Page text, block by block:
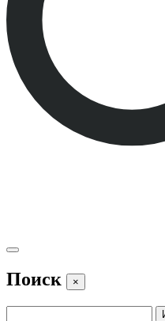
Поиск ×